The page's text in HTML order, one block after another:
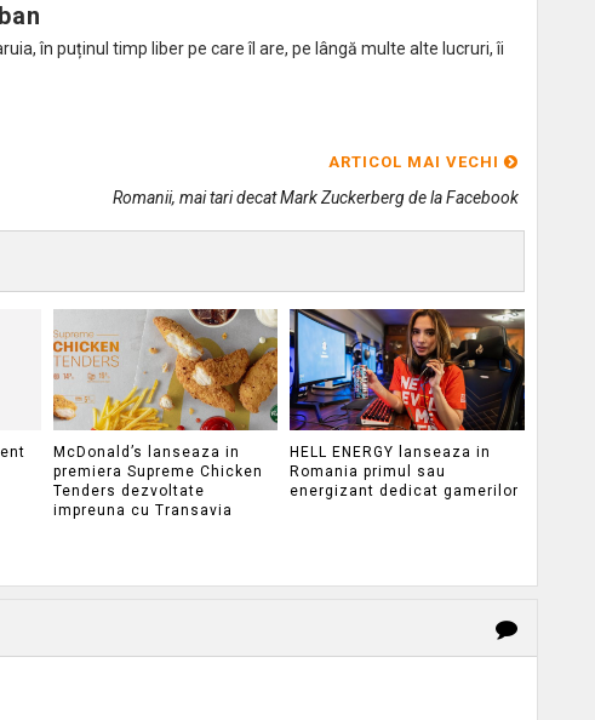
în puținul timp liber pe care îl are, pe lângă multe alte lucruri, îi
ARTICOL MAI VECHI
Romanii, mai tari decat Mark Zuckerberg de la Facebook
McDonald’s lanseaza in
premiera Supreme Chicken
Tenders dezvoltate
impreuna cu Transavia
HELL ENERGY lanseaza in
Romania primul sau
energizant dedicat gamerilor